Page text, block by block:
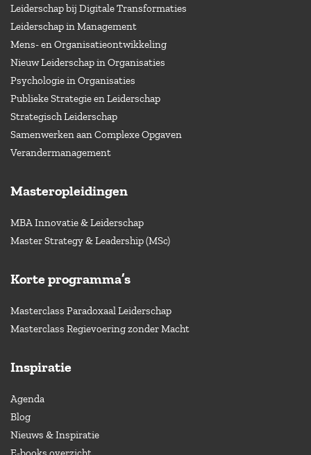
Leiderschap bij Digitale Transformaties
Leiderschap in Management
Mens- en Organisatieontwikkeling
Nieuw Leiderschap in Organisaties
Psychologie in Organisaties
Publieke Strategie en Leiderschap
Strategisch Leiderschap
Samenwerken aan Complexe Opgaven
Verandermanagement
Masteropleidingen
MBA Innovatie & Leiderschap
Master Strategy & Leadership (MSc)
Korte programma’s
Masterclass Paradoxaal Leiderschap
Masterclass Regievoering zonder Macht
Inspiratie
Agenda
Blog
Nieuws & Inspiratie